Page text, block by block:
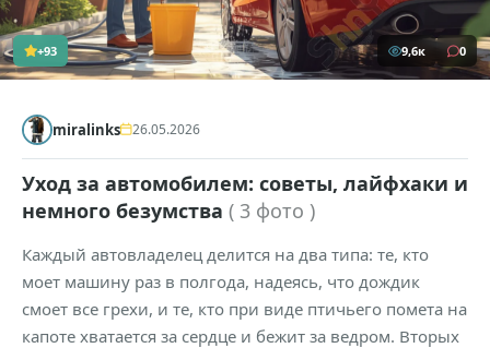
+93 9,6к 0
miralinks 26.05.2026
Уход за автомобилем: советы, лайфхаки и
немного безумства ( 3 фото )
Каждый автовладелец делится на два типа: те, кто
моет машину раз в полгода, надеясь, что дождик
смоет все грехи, и те, кто при виде птичьего помета на
капоте хватается за сердце и бежит за ведром. Вторых